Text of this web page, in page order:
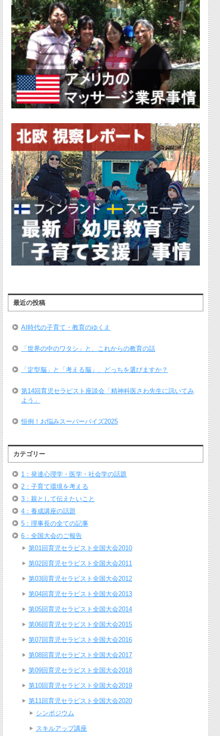
最近の投稿
AI時代の子育て・教育のゆくえ
「世界の中のワタシ」と、これからの教育の話
「定型脳」と「考える脳」、どっちを選びますか？
第14回育児セラピスト座談会「精神科医さわ先生に訊いてみ
よう」
恒例！お悩みスーパーバイズ2025
カテゴリー
1：発達心理学・医学・社会学の話題
2：子育て環境を考える
3：親として伝えたいこと
4：養成講座の話題
5：理事長の全ての記事
6：全国大会のご報告
第01回育児セラピスト全国大会2010
第02回育児セラピスト全国大会2011
第03回育児セラピスト全国大会2012
第04回育児セラピスト全国大会2013
第05回育児セラピスト全国大会2014
第06回育児セラピスト全国大会2015
第07回育児セラピスト全国大会2016
第08回育児セラピスト全国大会2017
第09回育児セラピスト全国大会2018
第10回育児セラピスト全国大会2019
第11回育児セラピスト全国大会2020
シンポジウム
スキルアップ講座